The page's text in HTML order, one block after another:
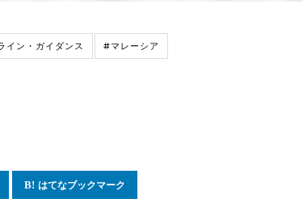
イン・ガイダンス #マレーシア
はてなブックマーク